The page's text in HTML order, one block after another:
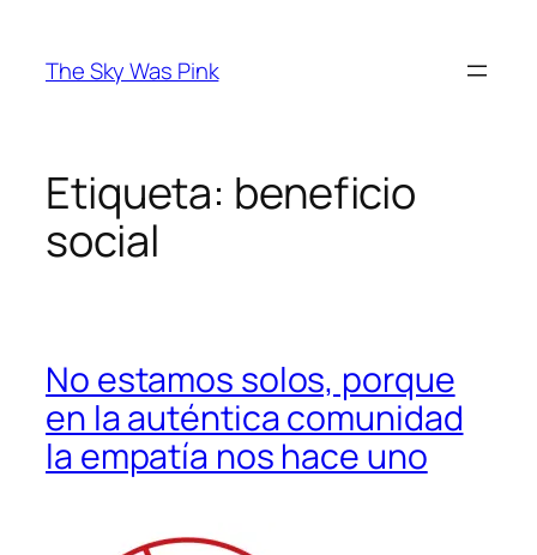
contenido
The Sky Was Pink
Etiqueta: beneficio
social
No estamos solos, porque
en la auténtica comunidad
la empatía nos hace uno